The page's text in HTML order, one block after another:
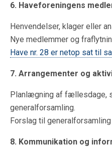
6. Haveforeningens
Henvendelser, klager eller
Nye medlemmer og
Have nr. 28 er netop sat til
7. Arrangementer og
Planlægning af fællesdage,
generalforsamling.
Forslag til
8. Kommunikation og